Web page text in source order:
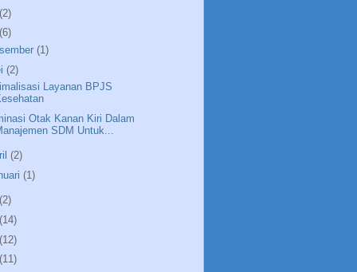
(2)
(6)
(1)
(2)
Layanan BPJS
Otak Kanan Kiri Dalam
SDM Untuk...
(2)
(1)
(2)
(14)
(12)
(11)